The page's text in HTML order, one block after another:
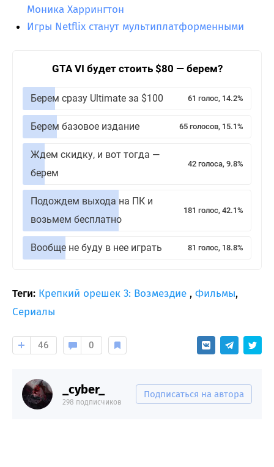
Моника Харрингтон
Игры Netflix станут мультиплатформенными
GTA VI будет стоить $80 — берем?
Берем сразу Ultimate за $100 61 голос, 14.2%
Берем базовое издание 65 голосов, 15.1%
Ждем скидку, и вот тогда —
берем
42 голоса, 9.8%
Подождем выхода на ПК и
возьмем бесплатно
181 голос, 42.1%
Вообще не буду в нее играть 81 голос, 18.8%
Теги: Крепкий орешек 3: Возмездие , Фильмы,
Сериалы
46 0
_cyber_
298 подписчиков
Подписаться на автора